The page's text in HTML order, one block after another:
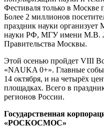
Фестиваля только в Москве
Более 2 миллионов
праздник науки организует
науки РФ, МГУ имени М.В.
Правительства Москвы.
Этой осенью пройдет VIII
«NAUKA 0+». Главные
14 октября, и на четырёх
площадках. Всего в
регионов России.
Государственная
«РОСКОСМОС»